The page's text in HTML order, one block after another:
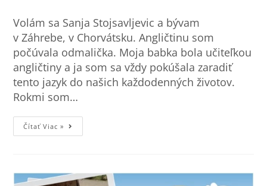
Volám sa Sanja Stojsavljevic a bývam
v Záhrebe, v Chorvátsku. Angličtinu som
počúvala odmalička. Moja babka bola učiteľkou
angličtiny a ja som sa vždy pokúšala zaradiť
tento jazyk do našich každodenných životov.
Rokmi som…
Čítať Viac »